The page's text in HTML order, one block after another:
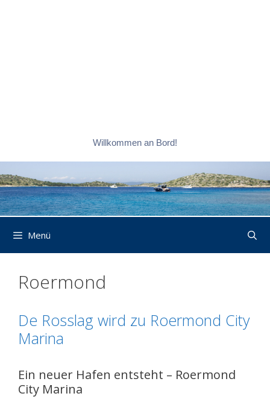
Willkommen an Bord!
Menü
Roermond
De Rosslag wird zu Roermond City
Marina
Ein neuer Hafen entsteht – Roermond
City Marina